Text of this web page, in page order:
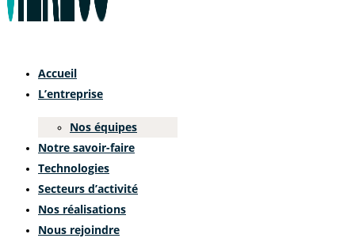
Accueil
L’entreprise
Nos équipes
Notre savoir-faire
Technologies
Secteurs d’activité
Nos réalisations
Nous rejoindre